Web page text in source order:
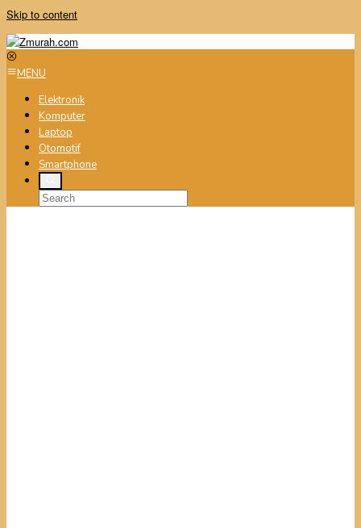
Skip to content
MENU
Elektronik
Komputer
Laptop
Otomotif
Smartphone